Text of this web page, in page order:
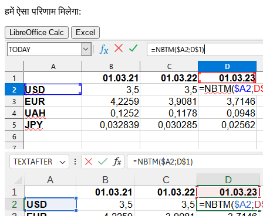
हमें ऐसा परिणाम मिलेगा:
LibreOffice Calc Excel